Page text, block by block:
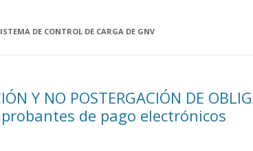
DE CONTROL DE CARGA DE GNV
Y NO POSTERGACIÓN DE
de pago electrónicos